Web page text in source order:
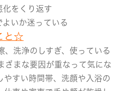
化をくり返す
よいか迷っている
と☆
、洗浄のしすぎ、使っている
ざまな要因が重なって気にな
やすい時間帯、洗顔や入浴の